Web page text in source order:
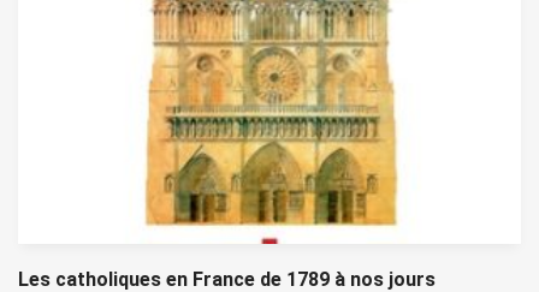
Les catholiques en France de 1789 à nos jours